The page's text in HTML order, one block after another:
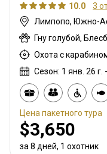
10.0
3
Лимпопо, Южно-
Гну голубой,
Сезон: 1 янв. 26 г.
Цена пакетного тура
$3,650
за 8 дней, 1 охотник